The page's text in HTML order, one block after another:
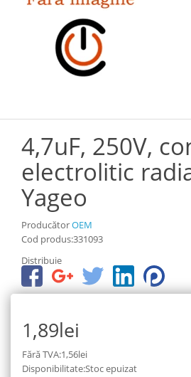
4,7uF, 250V,
electrolitic
Yageo
ProducătorOEM
Cod produs:331093
Distribuie
1,89lei
Fără TVA:1,56lei
Disponibilitate:Stoc epuizat